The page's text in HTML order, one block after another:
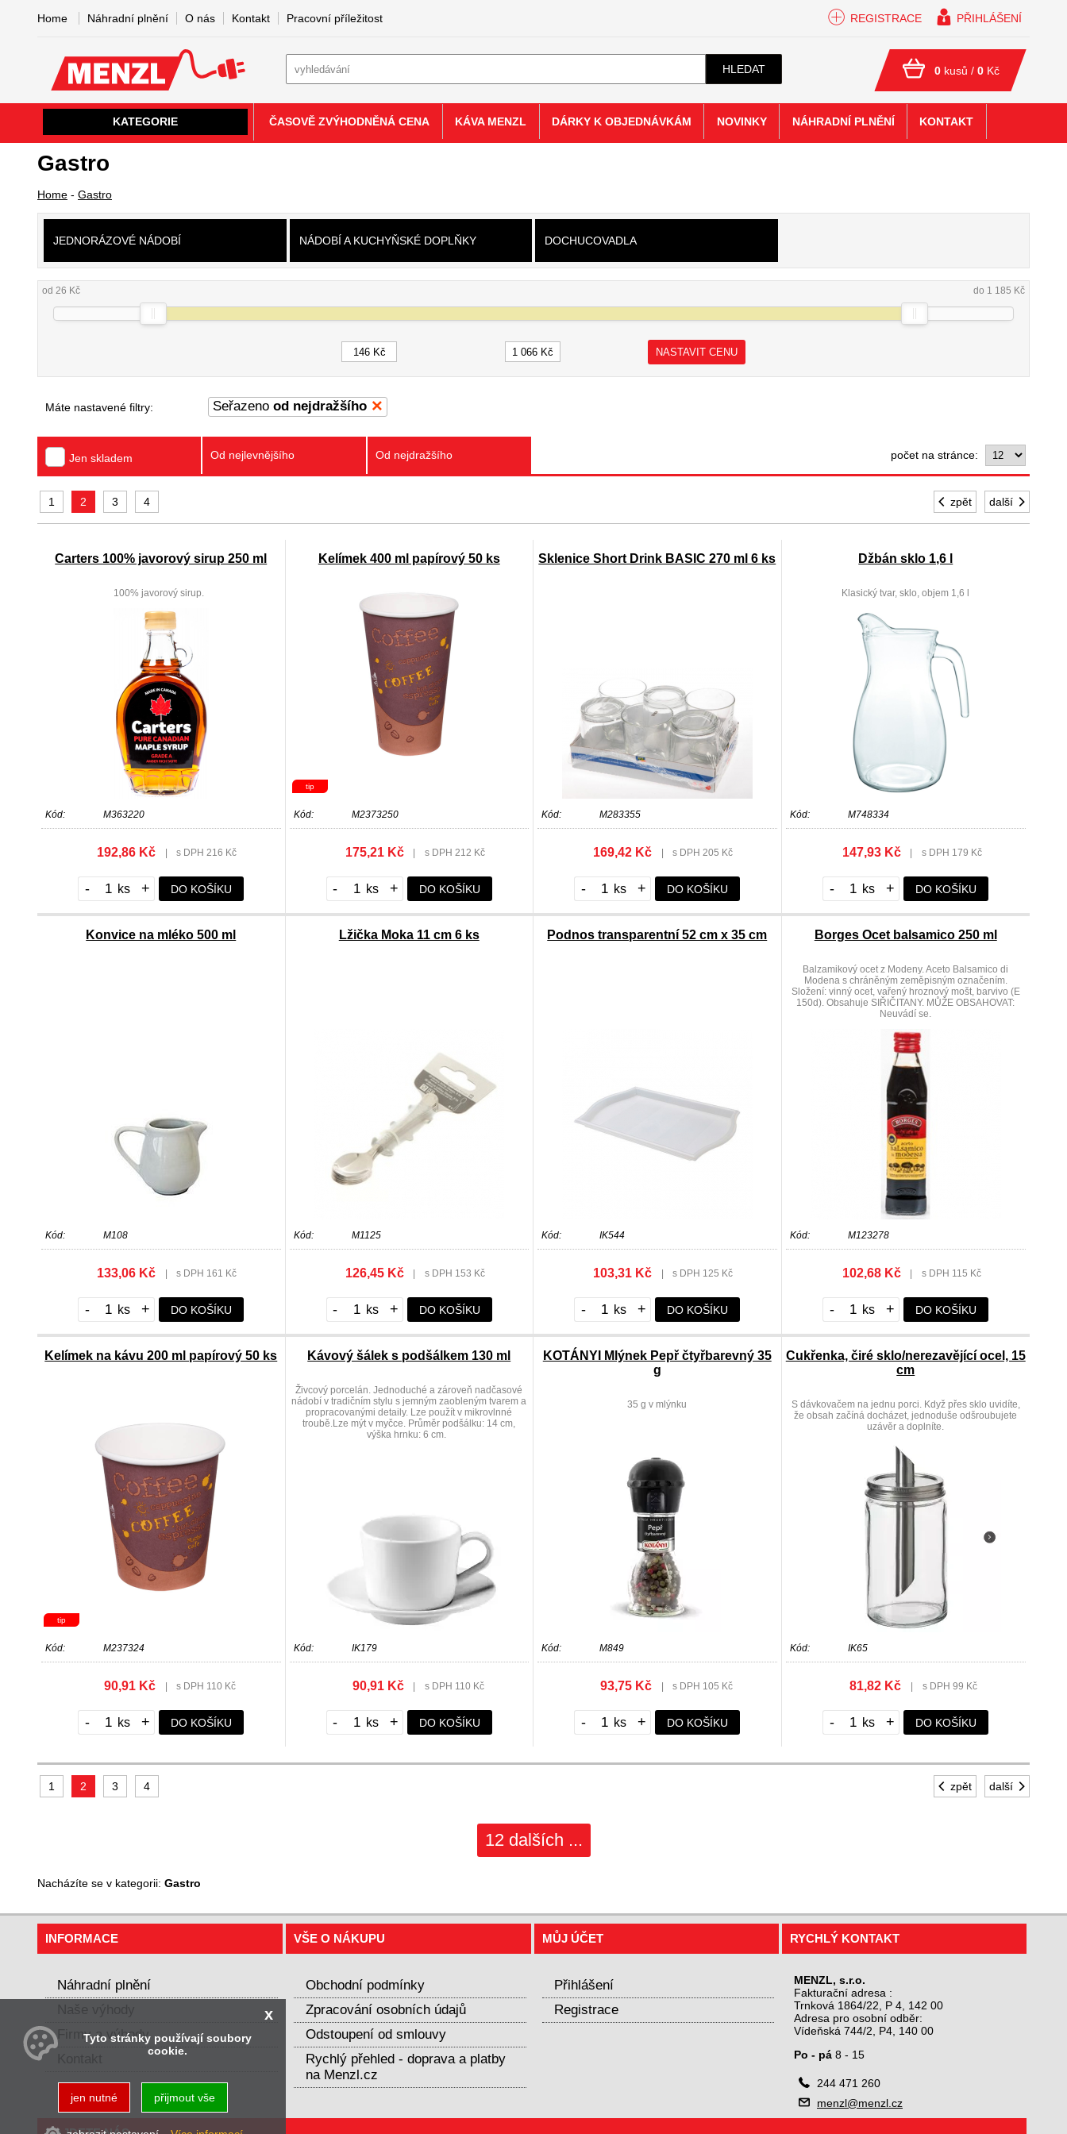
Gastro
Home - Gastro
JEDNORÁZOVÉ NÁDOBÍ NÁDOBÍ A KUCHYŇSKÉ DOPLŇKY DOCHUCOVADLA
od 26 Kč do 1 185 Kč
NASTAVIT CENU
Máte nastavené filtry: Seřazeno od nejdražšího
Jen skladem Od nejlevnějšího Od nejdražšího počet na stránce:
1 2 3 4 zpět další
Carters 100% javorový sirup 250 ml
100% javorový sirup.
Kód: M363220
192,86 Kč s DPH 216 Kč
- + DO KOŠÍKU
Kelímek 400 ml papírový 50 ks
tip
Kód: M2373250
175,21 Kč s DPH 212 Kč
- + DO KOŠÍKU
Sklenice Short Drink BASIC 270 ml 6 ks
Kód: M283355
169,42 Kč s DPH 205 Kč
- + DO KOŠÍKU
Džbán sklo 1,6 l
Klasický tvar, sklo, objem 1,6 l
Kód: M748334
147,93 Kč s DPH 179 Kč
- + DO KOŠÍKU
Konvice na mléko 500 ml
Kód: M108
133,06 Kč s DPH 161 Kč
- + DO KOŠÍKU
Lžička Moka 11 cm 6 ks
Kód: M1125
126,45 Kč s DPH 153 Kč
- + DO KOŠÍKU
Podnos transparentní 52 cm x 35 cm
Kód: IK544
103,31 Kč s DPH 125 Kč
- + DO KOŠÍKU
Borges Ocet balsamico 250 ml
Balzamikový ocet z Modeny. Aceto Balsamico di
Modena s chráněným zeměpisným označením.
Složení: vinný ocet, vařený hroznový mošt, barvivo (E
150d). Obsahuje SIŘIČITANY. MŮŽE OBSAHOVAT:
Neuvádí se.
Kód: M123278
102,68 Kč s DPH 115 Kč
- + DO KOŠÍKU
Kelímek na kávu 200 ml papírový 50 ks
tip
Kód: M237324
90,91 Kč s DPH 110 Kč
- + DO KOŠÍKU
Kávový šálek s podšálkem 130 ml
Živcový porcelán. Jednoduché a zároveň nadčasové
nádobí v tradičním stylu s jemným zaobleným tvarem a
propracovanými detaily. Lze použít v mikrovlnné
troubě.Lze mýt v myčce. Průměr podšálku: 14 cm,
výška hrnku: 6 cm.
Kód: IK179
90,91 Kč s DPH 110 Kč
- + DO KOŠÍKU
KOTÁNYI Mlýnek Pepř čtyřbarevný 35
g
35 g v mlýnku
Kód: M849
93,75 Kč s DPH 105 Kč
- + DO KOŠÍKU
Cukřenka, čiré sklo/nerezavějící ocel, 15
cm
S dávkovačem na jednu porci. Když přes sklo uvidíte,
že obsah začíná docházet, jednoduše odšroubujete
uzávěr a doplníte.
Kód: IK65
81,82 Kč s DPH 99 Kč
- + DO KOŠÍKU
1 2 3 4 zpět další
12 dalších ...
Nacházíte se v kategorii: Gastro
Home Náhradní plnění O nás Kontakt Pracovní příležitost REGISTRACE PŘIHLÁŠENÍ
HLEDAT 0 kusů /0 Kč
INFORMACE
Náhradní plnění
Firmy a výhody
VŠE O NÁKUPU
Obchodní podmínky
Zpracování osobních údajů
Odstoupení od smlouvy
Rychlý přehled - doprava a platby
na Menzl.cz
MŮJ ÚČET
Přihlášení
Registrace
RYCHLÝ KONTAKT
MENZL, s.r.o.
Fakturační adresa :
Trnková 1864/22, P 4, 142 00
Adresa pro osobní odběr:
Vídeňská 744/2, P4, 140 00
Po - pá 8 - 15
 244 471 260
 menzl@menzl.cz
KATEGORIE ČASOVĚ ZVÝHODNĚNÁ CENA KÁVA MENZL DÁRKY K OBJEDNÁVKÁM NOVINKY NÁHRADNÍ PLNĚNÍ KONTAKT
x
Tyto stránky používají soubory
cookie.
jen nutné přijmout vše